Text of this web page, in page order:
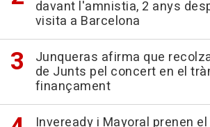
davant l'amnistia, 2 anys
visita a Barcelona
Junqueras afirma que
de Junts pel concert en el
finançament
Inveready i Mayoral prenen